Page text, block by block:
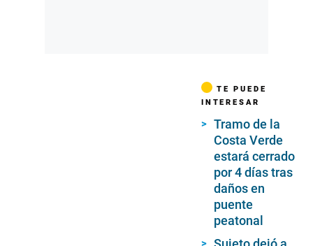
TE PUEDE
INTERESAR
Tramo de la
Costa Verde
estará cerrado
por 4 días tras
daños en
puente
peatonal